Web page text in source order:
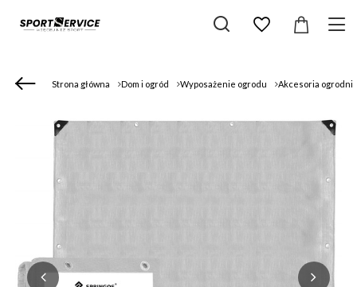
Strona główna Dom i ogród Wyposażenie ogrodu Akcesoria